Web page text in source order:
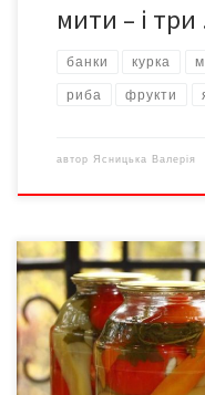
мити – і
банки курка
риба фрукти
автор Ясницька Валерія
80% українців
таких на заході
69%. “Національної
українців. Роблять соки